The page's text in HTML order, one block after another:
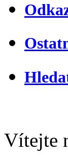
Vítejte